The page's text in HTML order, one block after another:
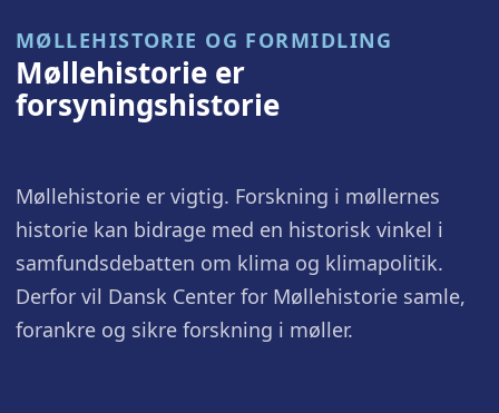
MØLLEHISTORIE OG FORMIDLING
Møllehistorie er
forsyningshistorie
Møllehistorie er vigtig. Forskning i møllernes
historie kan bidrage med en historisk vinkel i
samfundsdebatten om klima og klimapolitik.
Derfor vil Dansk Center for Møllehistorie samle,
forankre og sikre forskning i møller.